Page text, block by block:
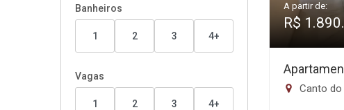
Banheiros
1 2 3 4+
Vagas
1 2 3 4+
A partir de:
R$
Canto do